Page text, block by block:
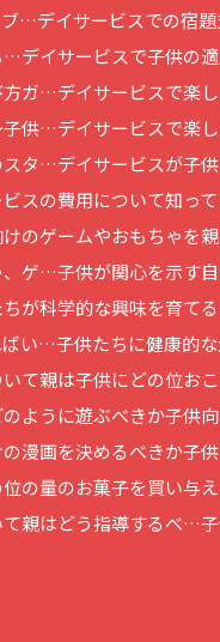
ブ…デイサービスでの宿
…デイサービスで子供の
方ガ…デイサービスで楽
子供…デイサービスで楽
スタ…デイサービスが子
スの費用について知っ
のゲームやおもちゃを
、ゲ…子供が関心を示す
が科学的な興味を育て
ばい…子供たちに健康的
て親は子供にどの位お
ように遊ぶべきか子供
漫画を決めるべきか子
の量のお菓子を買い与
親はどう指導するべ…